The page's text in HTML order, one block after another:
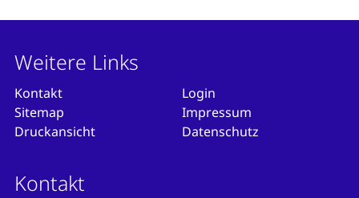
Weitere Links
Kontakt
Sitemap
Druckansicht
Login
Impressum
Datenschutz
Kontakt